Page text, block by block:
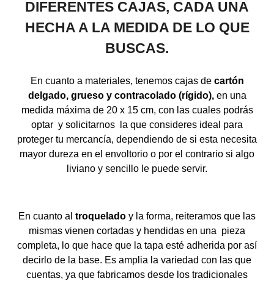
DIFERENTES CAJAS, CADA UNA
HECHA A LA MEDIDA DE LO QUE
BUSCAS.
En cuanto a materiales, tenemos cajas decartón
delgado, grueso y contracolado (rígido),en una
medida máxima de 20 x 15 cm, con las cuales podrás
optar y solicitarnos la que consideres ideal para
proteger tu mercancía, dependiendo de si esta necesita
mayor dureza en el envoltorio o por el contrario si algo
liviano y sencillo le puede servir.
En cuanto al troquelado y la forma, reiteramos que las
mismas vienen cortadas y hendidas en una pieza
completa, lo que hace que la tapa esté adherida por así
decirlo de la base. Es amplia la variedad con las que
cuentas, ya que fabricamos desde los tradicionales